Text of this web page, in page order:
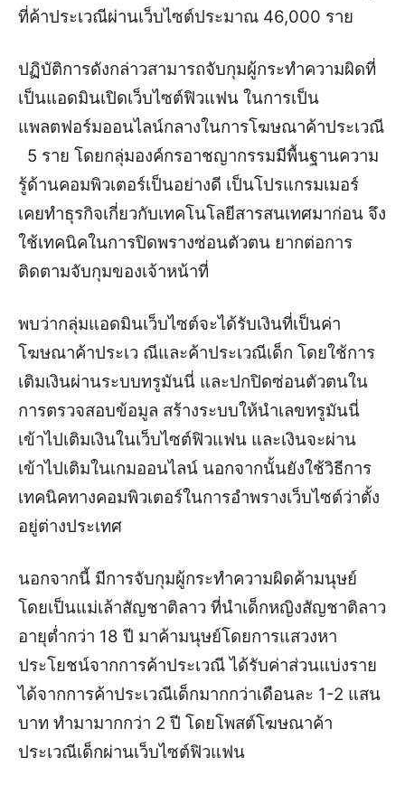
ที่ค้าประเวณีผ่านเว็บไซต์ประมาณ 46,000 ราย
ปฏิบัติการดังกล่าวสามารถจับกุมผู้กระทำความผิดที่
เป็นแอดมินเปิดเว็บไซต์ฟิวแฟน ในการเป็น
แพลตฟอร์มออนไลน์กลางในการโฆษณาค้าประเวณี
5 ราย โดยกลุ่มองค์กรอาชญากรรมมีพื้นฐานความ
รู้ด้านคอมพิวเตอร์เป็นอย่างดี เป็นโปรแกรมเมอร์
เคยทำธุรกิจเกี่ยวกับเทคโนโลยีสารสนเทศมาก่อน จึง
ใช้เทคนิคในการปิดพรางซ่อนตัวตน ยากต่อการ
ติดตามจับกุมของเจ้าหน้าที่
พบว่ากลุ่มแอดมินเว็บไซต์จะได้รับเงินที่เป็นค่า
โฆษณาค้าประเว ณีและค้าประเวณีเด็ก โดยใช้การ
เติมเงินผ่านระบบทรูมันนี่ และปกปิดซ่อนตัวตนใน
การตรวจสอบข้อมูล สร้างระบบให้นำเลขทรูมันนี่
เข้าไปเติมเงินในเว็บไซต์ฟิวแฟน และเงินจะผ่าน
เข้าไปเติมในเกมออนไลน์ นอกจากนั้นยังใช้วิธีการ
เทคนิคทางคอมพิวเตอร์ในการอำพรางเว็บไซต์ว่าตั้ง
อยู่ต่างประเทศ
นอกจากนี้ มีการจับกุมผู้กระทำความผิดค้ามนุษย์
โดยเป็นแม่เล้าสัญชาติลาว ที่นำเด็กหญิงสัญชาติลาว
อายุต่ำกว่า 18 ปี มาค้ามนุษย์โดยการแสวงหา
ประโยชน์จากการค้าประเวณี ได้รับค่าส่วนแบ่งราย
ได้จากการค้าประเวณีเด็กมากกว่าเดือนละ 1-2 แสน
บาท ทำมามากกว่า 2 ปี โดยโพสต์โฆษณาค้า
ประเวณีเด็กผ่านเว็บไซต์ฟิวแฟน